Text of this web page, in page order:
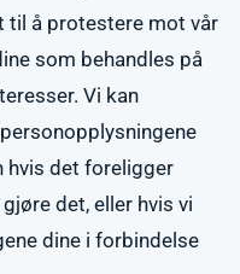
til å protestere mot vår
som behandles på
Vi kan
hvis det foreligger
det, eller hvis vi
dine i forbindelse